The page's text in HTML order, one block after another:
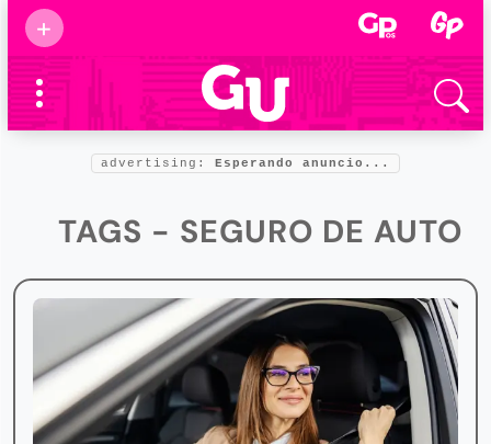
+
Supermamás
2025
Marcas de
confianza
Foro salud
advertising: Esperando anuncio...
TAGS - SEGURO DE AUTO